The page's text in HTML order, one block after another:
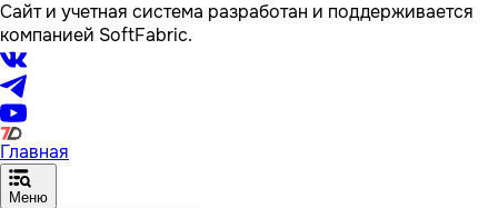
Сайт и учетная система разработан и поддерживается
компанией SoftFabric.
Главная
Меню